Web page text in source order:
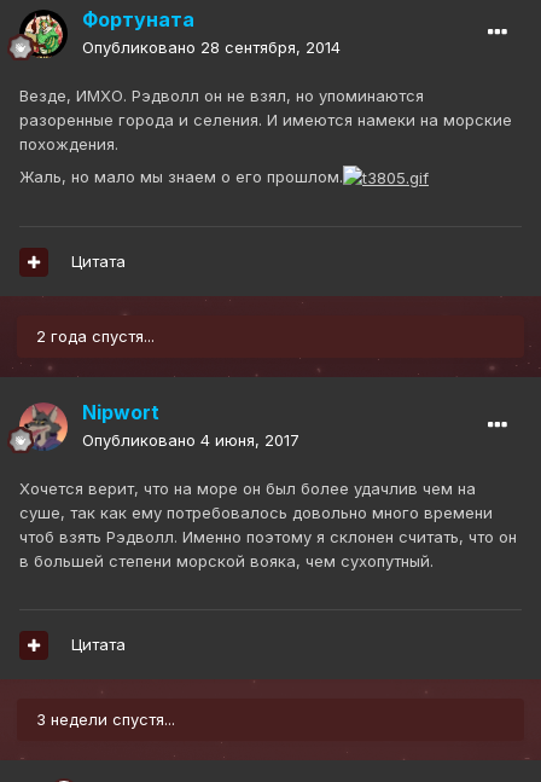
Фортуната
Опубликовано 28 сентября, 2014
Везде, ИМХО. Рэдволл он не взял, но упоминаются
разоренные города и селения. И имеются намеки на морские
похождения.
Жаль, но мало мы знаем о его прошлом.
Цитата
2 года спустя...
Nipwort
Опубликовано 4 июня, 2017
Хочется верит, что на море он был более удачлив чем на
суше, так как ему потребовалось довольно много времени
чтоб взять Рэдволл. Именно поэтому я склонен считать, что он
в большей степени морской вояка, чем сухопутный.
Цитата
3 недели спустя...